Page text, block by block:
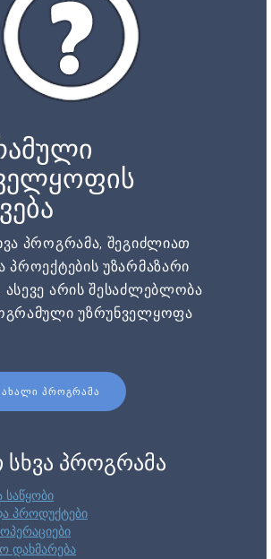
პროგრამა, შეგიძლიათ
პროექტების უზარმაზარი
არის შესაძლებლობა
უზრუნველყოფა
ᲐᲮᲐᲚᲘ ᲞᲠᲝᲒᲠᲐᲛᲐ
სხვა პროგრამა
საწყობი
პროდუქტები
დახმარება